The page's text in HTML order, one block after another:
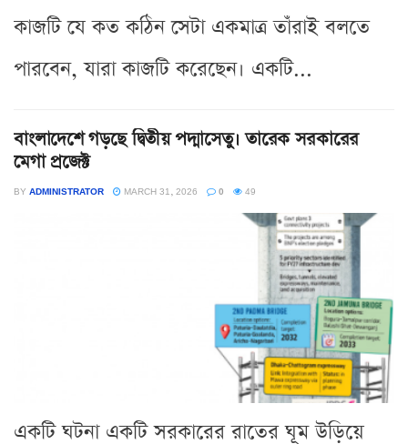
কাজটি যে কত কঠিন সেটা একমাত্র তাঁরাই বলতে
পারবেন, যারা কাজটি করেছেন। একটি...
বাংলাদেশে গড়ছে দ্বিতীয় পদ্মাসেতু। তারেক সরকারের
মেগা প্রজেক্ট
BY ADMINISTRATOR MARCH 31, 2026 0 49
একটি ঘটনা একটি সরকারের রাতের ঘূম উড়িয়ে